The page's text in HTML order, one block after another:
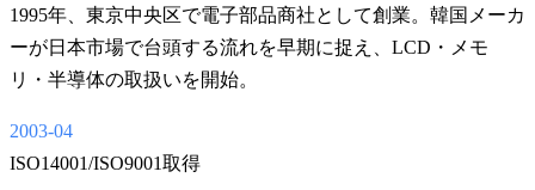
1995年、東京中央区で電子部品商社として創業。韓国メーカ
ーが日本市場で台頭する流れを早期に捉え、LCD・メモ
リ・半導体の取扱いを開始。
2003-04
ISO14001/ISO9001取得